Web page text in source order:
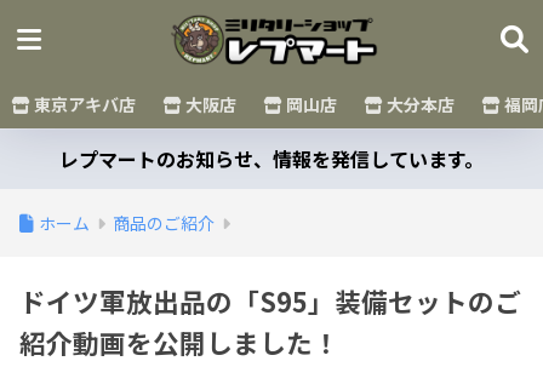
東京アキバ店 大阪店 岡山店 大分本店 福岡
レプマートのお知らせ、情報を発信しています。
ホーム 商品のご紹介
ドイツ軍放出品の「S95」装備セットのご
紹介動画を公開しました！